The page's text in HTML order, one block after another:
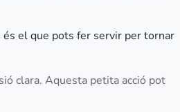
el que pots fer servir per tornar
clara. Aquesta petita acció pot